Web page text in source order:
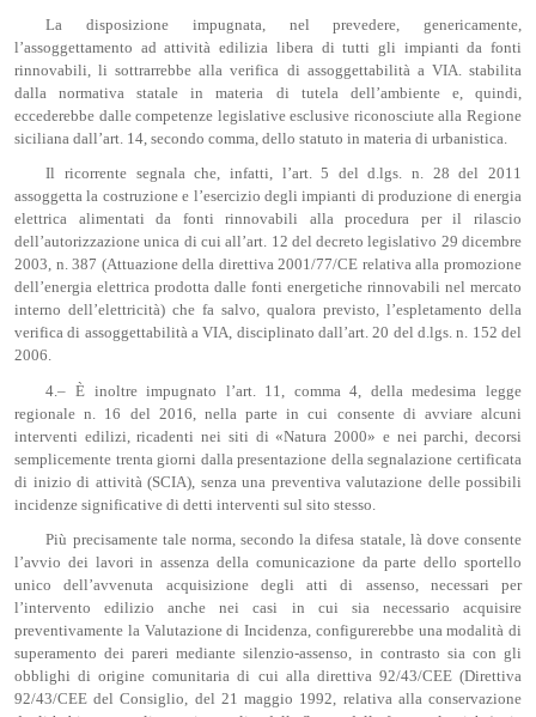
La disposizione impugnata, nel prevedere, genericamente,
l’assoggettamento ad attività edilizia libera di tutti gli impianti da fonti
rinnovabili, li sottrarrebbe alla verifica di assoggettabilità a VIA. stabilita
dalla normativa statale in materia di tutela dell’ambiente e, quindi,
eccederebbe dalle competenze legislative esclusive riconosciute alla Regione
siciliana dall’art. 14, secondo comma, dello statuto in materia di urbanistica.
Il ricorrente segnala che, infatti, l’art. 5 del d.lgs. n. 28 del 2011
assoggetta la costruzione e l’esercizio degli impianti di produzione di energia
elettrica alimentati da fonti rinnovabili alla procedura per il rilascio
dell’autorizzazione unica di cui all’art. 12 del decreto legislativo 29 dicembre
2003, n. 387 (Attuazione della direttiva 2001/77/CE relativa alla promozione
dell’energia elettrica prodotta dalle fonti energetiche rinnovabili nel mercato
interno dell’elettricità) che fa salvo, qualora previsto, l’espletamento della
verifica di assoggettabilità a VIA, disciplinato dall’art. 20 del d.lgs. n. 152 del
2006.
4.– È inoltre impugnato l’art. 11, comma 4, della medesima legge
regionale n. 16 del 2016, nella parte in cui consente di avviare alcuni
interventi edilizi, ricadenti nei siti di «Natura 2000» e nei parchi, decorsi
semplicemente trenta giorni dalla presentazione della segnalazione certificata
di inizio di attività (SCIA), senza una preventiva valutazione delle possibili
incidenze significative di detti interventi sul sito stesso.
Più precisamente tale norma, secondo la difesa statale, là dove consente
l’avvio dei lavori in assenza della comunicazione da parte dello sportello
unico dell’avvenuta acquisizione degli atti di assenso, necessari per
l’intervento edilizio anche nei casi in cui sia necessario acquisire
preventivamente la Valutazione di Incidenza, configurerebbe una modalità di
superamento dei pareri mediante silenzio-assenso, in contrasto sia con gli
obblighi di origine comunitaria di cui alla direttiva 92/43/CEE (Direttiva
92/43/CEE del Consiglio, del 21 maggio 1992, relativa alla conservazione